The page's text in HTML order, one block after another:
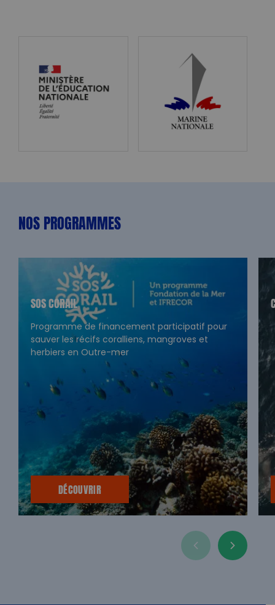
NOS PROGRAMMES
SOS CORAIL
Programme de financement participatif pour
sauver les récifs coralliens, mangroves et
herbiers en Outre-mer
DÉCOUVRIR